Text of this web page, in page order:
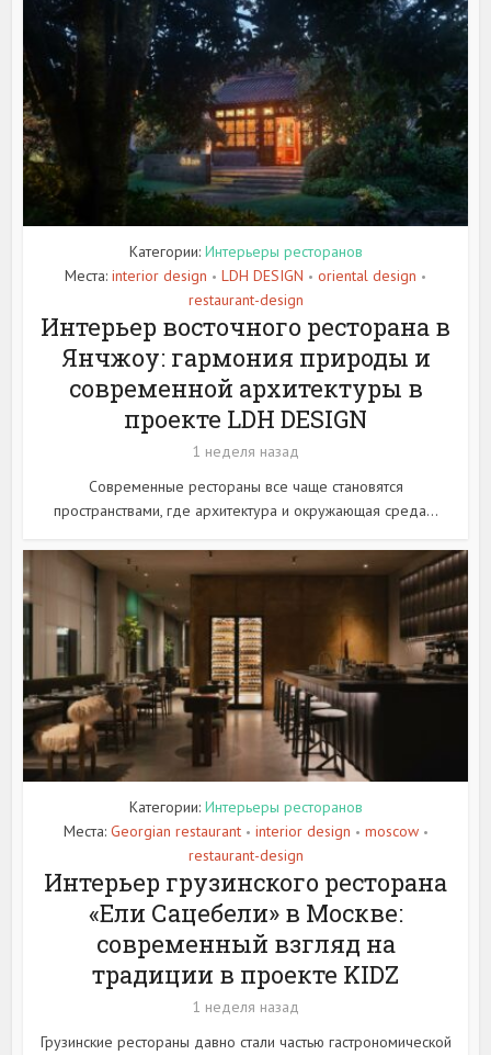
Категории: Интерьеры ресторанов
Места: interior design • LDH DESIGN • oriental design •
restaurant-design
Интерьер восточного ресторана в
Янчжоу: гармония природы и
современной архитектуры в
проекте LDH DESIGN
1 неделя назад
Современные рестораны все чаще становятся
пространствами, где архитектура и окружающая среда...
Категории: Интерьеры ресторанов
Места: Georgian restaurant • interior design • moscow •
restaurant-design
Интерьер грузинского ресторана
«Ели Сацебели» в Москве:
современный взгляд на
традиции в проекте KIDZ
1 неделя назад
Грузинские рестораны давно стали частью гастрономической